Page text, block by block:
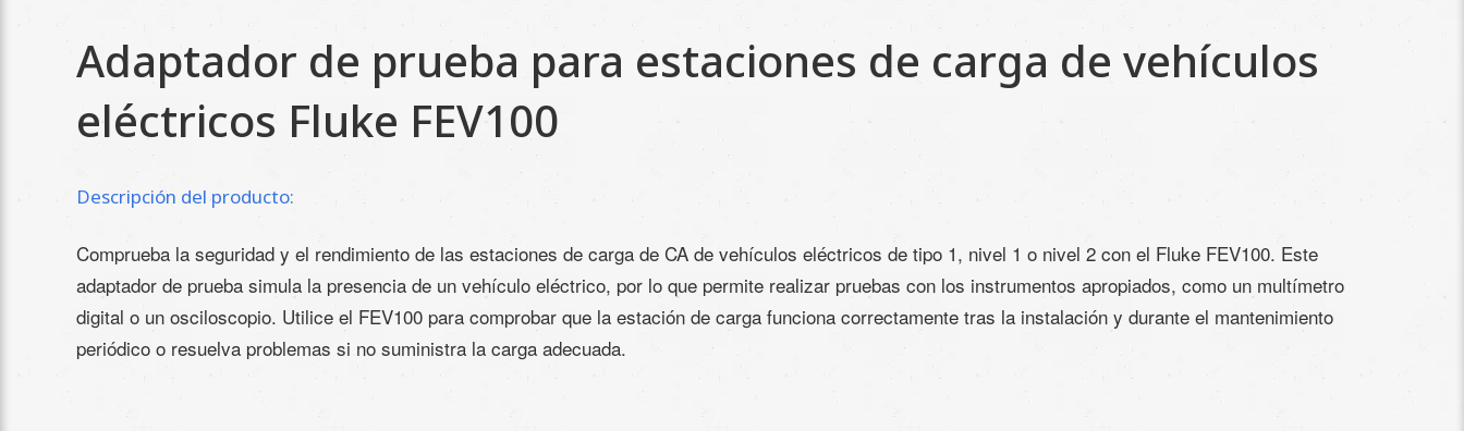
Adaptador de prueba para estaciones de carga de vehículos
eléctricos Fluke FEV100
Descripción del producto:
Comprueba la seguridad y el rendimiento de las estaciones de carga de CA de vehículos eléctricos de tipo 1, nivel 1 o nivel 2 con el Fluke FEV100. Este
adaptador de prueba simula la presencia de un vehículo eléctrico, por lo que permite realizar pruebas con los instrumentos apropiados, como un multímetro
digital o un osciloscopio. Utilice el FEV100 para comprobar que la estación de carga funciona correctamente tras la instalación y durante el mantenimiento
periódico o resuelva problemas si no suministra la carga adecuada.